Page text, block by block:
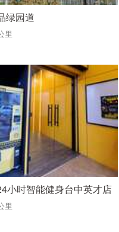
绿园道
里
小时智能健身台中英才店
里